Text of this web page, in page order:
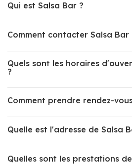
Qui est Salsa Bar ?
Comment contacter Salsa Bar
Quels sont les horaires
?
Comment prendre rendez-
Quelle est l'adresse de Salsa
Quelles sont les prestations